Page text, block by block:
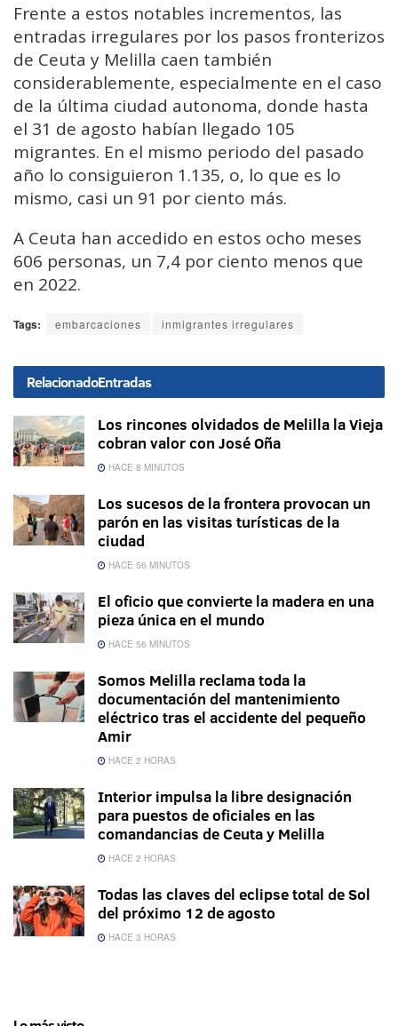
Frente a estos notables incrementos, las
entradas irregulares por los pasos fronterizos
de Ceuta y Melilla caen también
considerablemente, especialmente en el caso
de la última ciudad autonoma, donde hasta
el 31 de agosto habían llegado 105
migrantes. En el mismo periodo del pasado
año lo consiguieron 1.135, o, lo que es lo
mismo, casi un 91 por ciento más.
A Ceuta han accedido en estos ocho meses
606 personas, un 7,4 por ciento menos que
en 2022.
Tags: embarcaciones inmigrantes irregulares
RelacionadoEntradas
Los rincones olvidados de Melilla la Vieja
cobran valor con José Oña
HACE 8 MINUTOS
Los sucesos de la frontera provocan un
parón en las visitas turísticas de la
ciudad
HACE 56 MINUTOS
El oficio que convierte la madera en una
pieza única en el mundo
HACE 56 MINUTOS
Somos Melilla reclama toda la
documentación del mantenimiento
eléctrico tras el accidente del pequeño
Amir
HACE 2 HORAS
Interior impulsa la libre designación
para puestos de oficiales en las
comandancias de Ceuta y Melilla
HACE 2 HORAS
Todas las claves del eclipse total de Sol
del próximo 12 de agosto
HACE 3 HORAS